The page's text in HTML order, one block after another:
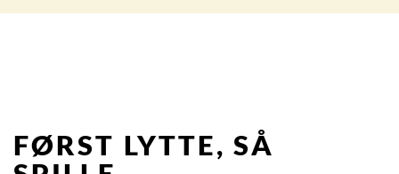
FØRST LYTTE, SÅ